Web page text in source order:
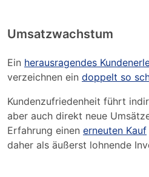
Umsatzwachstum
Ein herausragendes
verzeichnen eindoppelt so
Kundenzufriedenheit führt
aber auch direkt neue
Erfahrung einenerneuten Kauf
daher als äußerst lohnende